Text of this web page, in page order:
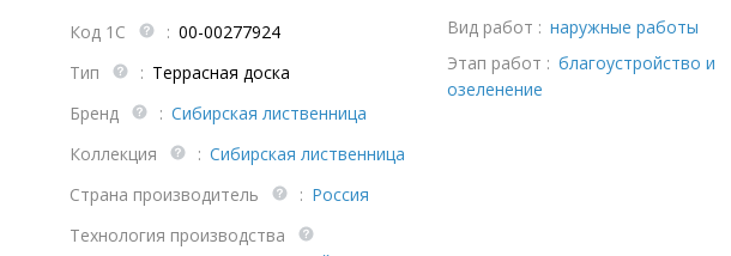
Код 1С : 00-00277924
Тип
: Террасная доска
Бренд
: Сибирская лиственница
Коллекция
: Сибирская лиственница
Страна производитель
: Россия
Технология производства
Вид работ : наружные работы
Этап работ : благоустройство и
озеленение